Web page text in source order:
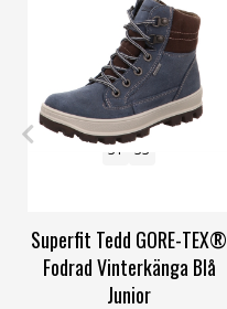
31 33
Superfit Tedd GORE-TEX®
Fodrad Vinterkänga Blå
Junior